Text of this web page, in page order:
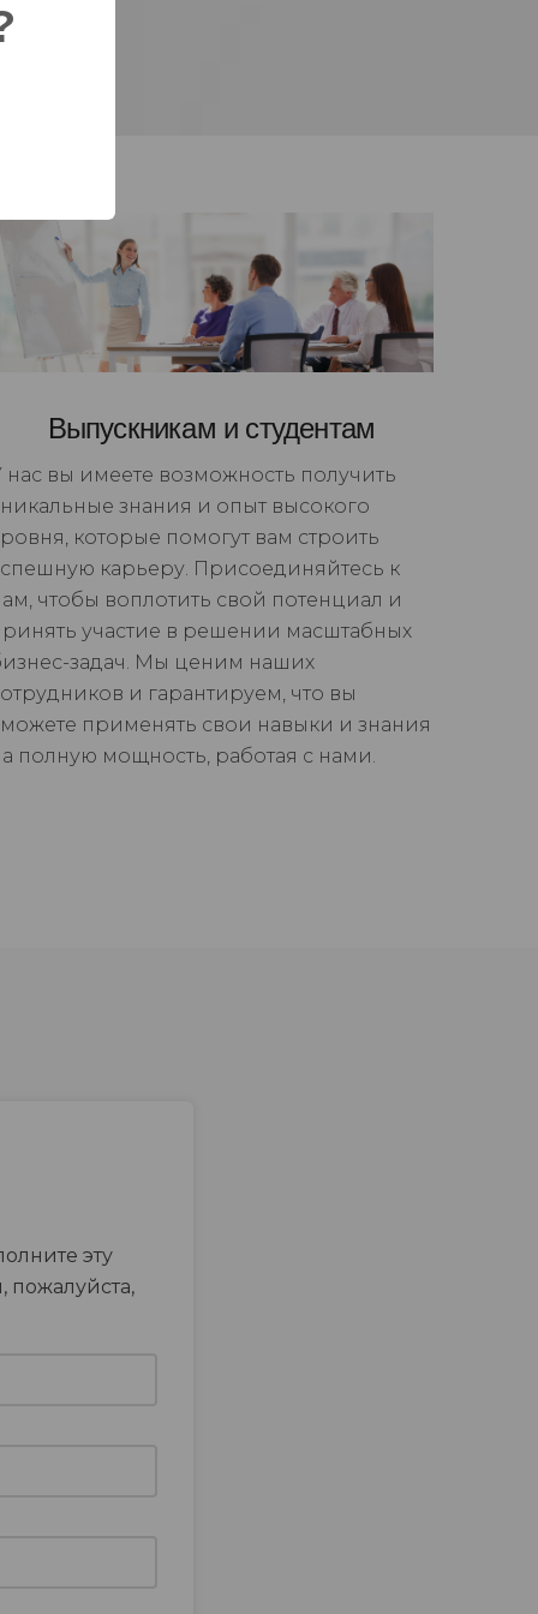
Выпускникам и студентам
нас вы имеете возможность получить
знания и опыт высокого
которые помогут вам строить
карьеру. Присоединяйтесь к
чтобы воплотить свой потенциал и
участие в решении масштабных
задач. Мы ценим наших
и гарантируем, что вы
применять свои навыки и знания
полную мощность, работая с нами.
эту
пожалуйста,